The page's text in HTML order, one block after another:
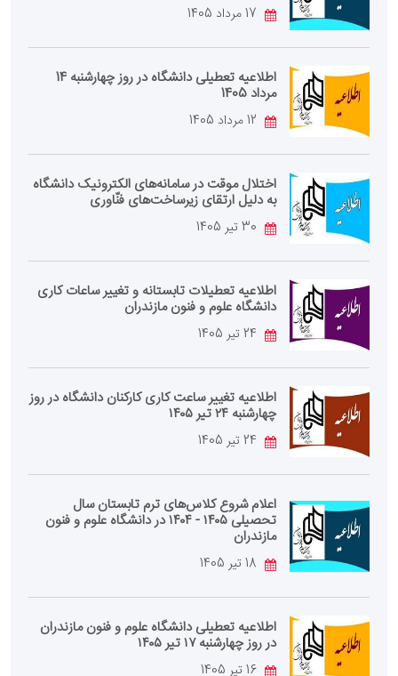
اطلاعیه تعطیلی دانشگاه در روز چهارشنبه 14
مرداد 1405
اختلال موقت در سامانه‌های الکترونیک دانشگاه
به دلیل ارتقای زیرساخت‌های فنّاوری
اطلاعیه تعطیلات تابستانه و تغییر ساعات کاری
دانشگاه علوم و فنون مازندران
اطلاعیه تغییر ساعت کاری کارکنان دانشگاه در روز
چهارشنبه ۲۴ تیر ۱۴۰۵
اعلام شروع کلاس‌های ترم تابستان سال
تحصیلی ۱۴۰۵ - ۱۴۰۴ در دانشگاه علوم و فنون
مازندران
اطلاعیه تعطیلی دانشگاه علوم و فنون مازندران
در روز چهارشنبه ۱۷ تیر ۱۴۰۵